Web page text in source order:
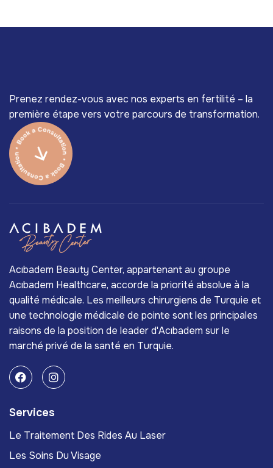
Prenez rendez-vous avec nos experts en fertilité – la
première étape vers votre parcours de transformation.
Acıbadem Beauty Center, appartenant au groupe
Acıbadem Healthcare, accorde la priorité absolue à la
qualité médicale. Les meilleurs chirurgiens de Turquie et
une technologie médicale de pointe sont les principales
raisons de la position de leader d'Acıbadem sur le
marché privé de la santé en Turquie.
Services
Le Traitement Des Rides Au Laser
Les Soins Du Visage